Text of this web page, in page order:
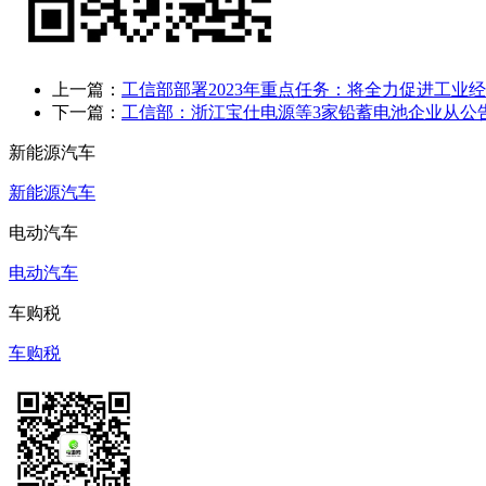
上一篇： 工信部部署2023年重点任务：将全力促进工业
下一篇： 工信部：浙江宝仕电源等3家铅蓄电池企业从公
新能源汽车
新能源汽车
电动汽车
电动汽车
车购税
车购税